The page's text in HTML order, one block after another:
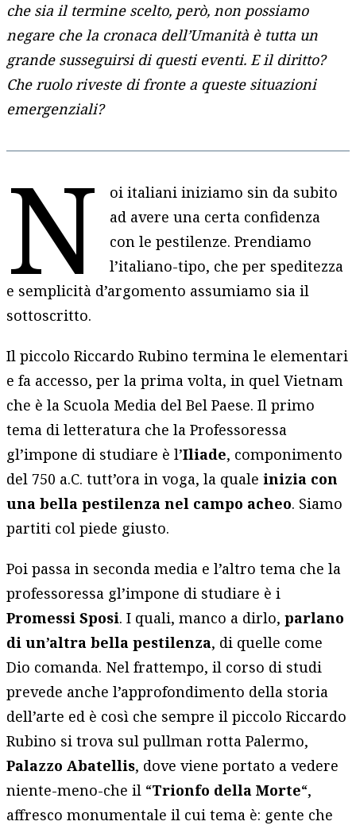
che sia il termine scelto, però, non possiamo
negare che la cronaca dell’Umanità è tutta un
grande susseguirsi di questi eventi. E il diritto?
Che ruolo riveste di fronte a queste situazioni
emergenziali?
N
oi italiani iniziamo sin da subito
ad avere una certa confidenza
con le pestilenze. Prendiamo
l’italiano-tipo, che per speditezza
e semplicità d’argomento assumiamo sia il
sottoscritto.
Il piccolo Riccardo Rubino termina le elementari
e fa accesso, per la prima volta, in quel Vietnam
che è la Scuola Media del Bel Paese. Il primo
tema di letteratura che la Professoressa
gl’impone di studiare è l’Iliade, componimento
del 750 a.C. tutt’ora in voga, la qualeinizia con
una bella pestilenza nel campo acheo. Siamo
partiti col piede giusto.
Poi passa in seconda media e l’altro tema che la
professoressa gl’impone di studiare è i
Promessi Sposi. I quali, manco a dirlo,parlano
di un’altra bella pestilenza, di quelle come
Dio comanda. Nel frattempo, il corso di studi
prevede anche l’approfondimento della storia
dell’arte ed è così che sempre il piccolo Riccardo
Rubino si trova sul pullman rotta Palermo,
Palazzo Abatellis, dove viene portato a vedere
niente-meno-che il “Trionfo della Morte“,
affresco monumentale il cui tema è: gente che